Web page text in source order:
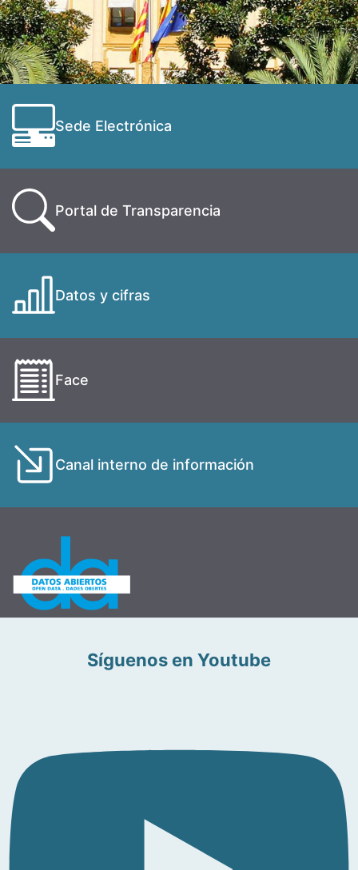
Sede Electrónica
Portal de Transparencia
Datos y cifras
Face
Canal interno de información
Síguenos en Youtube